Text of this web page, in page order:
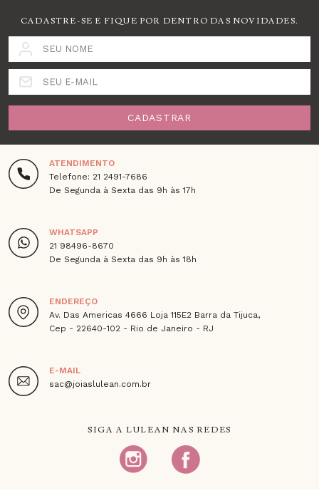
CADASTRE-SE E FIQUE POR DENTRO DAS NOVIDADES.
SEU NOME
SEU E-MAIL
CADASTRAR
ATENDIMENTO
Telefone: 21 2491-7686
De Segunda à Sexta das 9h às 17h
WHATSAPP
21 98496-8670
De Segunda à Sexta das 9h às 18h
ENDEREÇO
Av. Das Americas 4666 Loja 115E2 Barra da Tijuca,
Cep - 22640-102 - Rio de Janeiro - RJ
E-MAIL
sac@joiaslulean.com.br
SIGA A LULEAN NAS REDES